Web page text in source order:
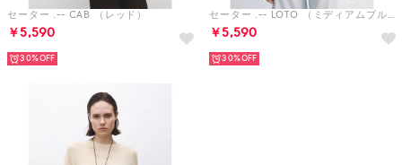
セーター .-- CAB （レッド）
￥5,590
30%
セーター .-- LOTO （ミディアムブルー）
￥5,590
30%